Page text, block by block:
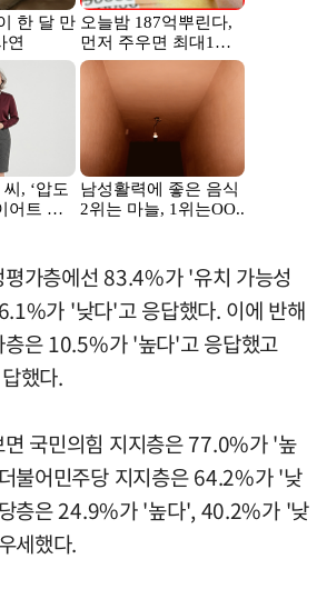
가층에선 83.4%가 '유치 가능성
가 '낮다'고 응답했다. 이에 반해
층은 10.5%가 '높다'고 응답했고
했다.
면 국민의힘 지지층은 77.0%가 '높
불어민주당 지지층은 64.2%가 '낮
층은 24.9%가 '높다', 40.2%가 '낮
세했다.